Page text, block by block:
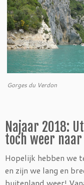
Gorges du Verdon
Najaar 2018:
toch weer
Hopelijk hebben we
en zijn we lang en